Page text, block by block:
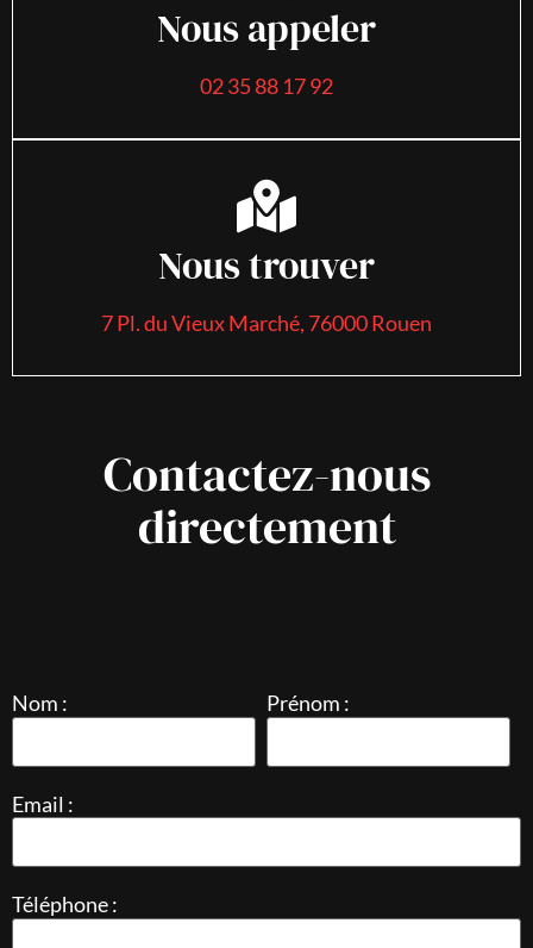
Nous appeler
02 35 88 17 92
Nous trouver
7 Pl. du Vieux Marché, 76000 Rouen
Contactez-nous
directement
Nom : Prénom :
Email :
Téléphone :